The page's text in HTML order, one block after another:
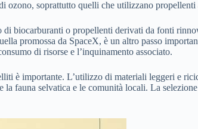
ozono, soprattutto quelli che utilizzano propellenti
biocarburanti o propellenti derivati da fonti
promossa da SpaceX, è un altro passo
di risorse e l’inquinamento associato.
è importante. L’utilizzo di materiali leggeri e
fauna selvatica e le comunità locali. La